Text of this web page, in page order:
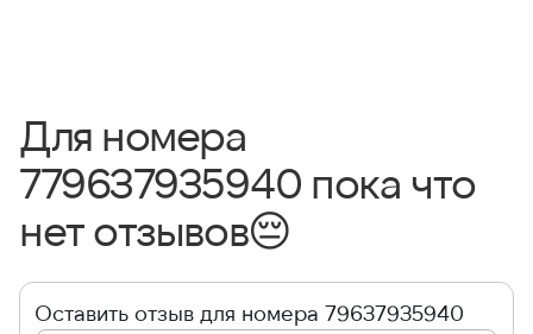
Для номера
779637935940 пока что
нет отзывов😔
Оставить отзыв для номера 79637935940